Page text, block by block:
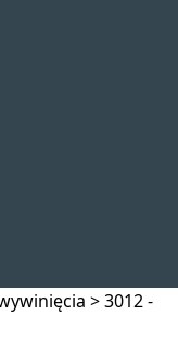
>3012 -